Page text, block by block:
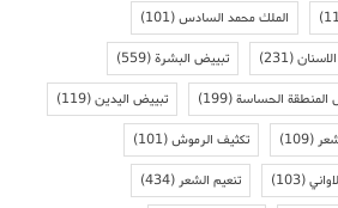
الملك محمد السادس(101)
(231) تبييض البشرة(559)
المنطقة الحساسة(199) تبييض اليدين(119)
(109) تكثيف الرموش(101)
(103) تنعيم الشعر(434)